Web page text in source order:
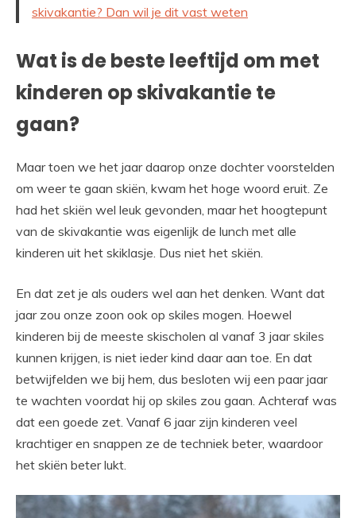
skivakantie? Dan wil je dit vast weten
Wat is de beste leeftijd om met
kinderen op skivakantie te
gaan?
Maar toen we het jaar daarop onze dochter voorstelden
om weer te gaan skiën, kwam het hoge woord eruit. Ze
had het skiën wel leuk gevonden, maar het hoogtepunt
van de skivakantie was eigenlijk de lunch met alle
kinderen uit het skiklasje. Dus niet het skiën.
En dat zet je als ouders wel aan het denken. Want dat
jaar zou onze zoon ook op skiles mogen. Hoewel
kinderen bij de meeste skischolen al vanaf 3 jaar skiles
kunnen krijgen, is niet ieder kind daar aan toe. En dat
betwijfelden we bij hem, dus besloten wij een paar jaar
te wachten voordat hij op skiles zou gaan. Achteraf was
dat een goede zet. Vanaf 6 jaar zijn kinderen veel
krachtiger en snappen ze de techniek beter, waardoor
het skiën beter lukt.